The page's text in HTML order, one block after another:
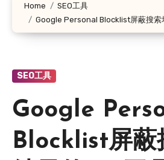
Home
SEO工具
Google Personal Blocklist屏蔽搜索
SEO工具
Google
Blocklist屏蔽